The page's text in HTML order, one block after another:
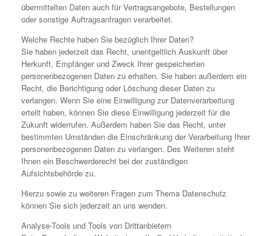
übermittelten Daten auch für Vertragsangebote, Bestellungen
oder sonstige Auftragsanfragen verarbeitet.
Welche Rechte haben Sie bezüglich Ihrer Daten?
Sie haben jederzeit das Recht, unentgeltlich Auskunft über
Herkunft, Empfänger und Zweck Ihrer gespeicherten
personenbezogenen Daten zu erhalten. Sie haben außerdem ein
Recht, die Berichtigung oder Löschung dieser Daten zu
verlangen. Wenn Sie eine Einwilligung zur Datenverarbeitung
erteilt haben, können Sie diese Einwilligung jederzeit für die
Zukunft widerrufen. Außerdem haben Sie das Recht, unter
bestimmten Umständen die Einschränkung der Verarbeitung Ihrer
personenbezogenen Daten zu verlangen. Des Weiteren steht
Ihnen ein Beschwerderecht bei der zuständigen
Aufsichtsbehörde zu.
Hierzu sowie zu weiteren Fragen zum Thema Datenschutz
können Sie sich jederzeit an uns wenden.
Analyse-Tools und Tools von Drittanbietern